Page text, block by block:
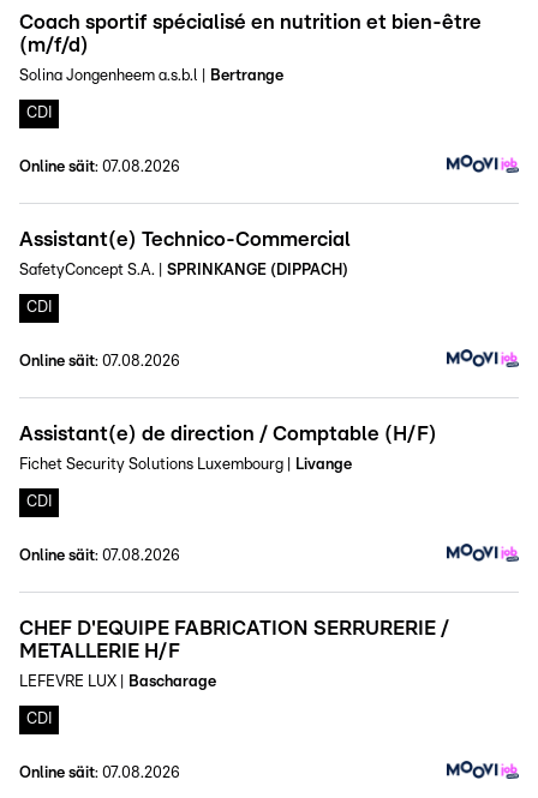
Coach sportif spécialisé en nutrition et bien-être
(m/f/d)
Solina Jongenheem a.s.b.l Bertrange
CDI
Online säit: 07.08.2026
Assistant(e) Technico-Commercial
SafetyConcept S.A. SPRINKANGE (DIPPACH)
CDI
Online säit: 07.08.2026
Assistant(e) de direction / Comptable (H/F)
Fichet Security Solutions Luxembourg Livange
CDI
Online säit: 07.08.2026
CHEF D'EQUIPE FABRICATION SERRURERIE /
METALLERIE H/F
LEFEVRE LUX Bascharage
CDI
Online säit: 07.08.2026